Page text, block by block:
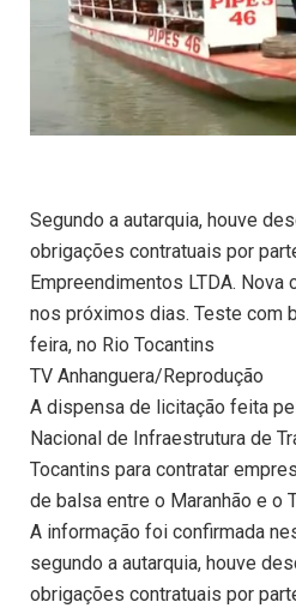
Segundo a autarquia, houve
obrigações contratuais por
Empreendimentos LTDA. Nova
nos próximos dias. Teste com
feira, no Rio Tocantins
TV Anhanguera/Reprodução
A dispensa de licitação feita
Nacional de Infraestrutura de
Tocantins para contratar
de balsa entre o Maranhão e o
A informação foi confirmada
segundo a autarquia, houve
obrigações contratuais por